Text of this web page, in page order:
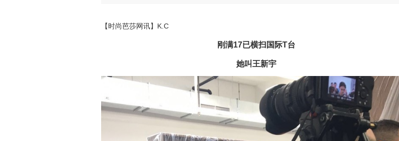
【时尚芭莎网讯】K.C
刚满17已横扫国际T台
她叫王新宇